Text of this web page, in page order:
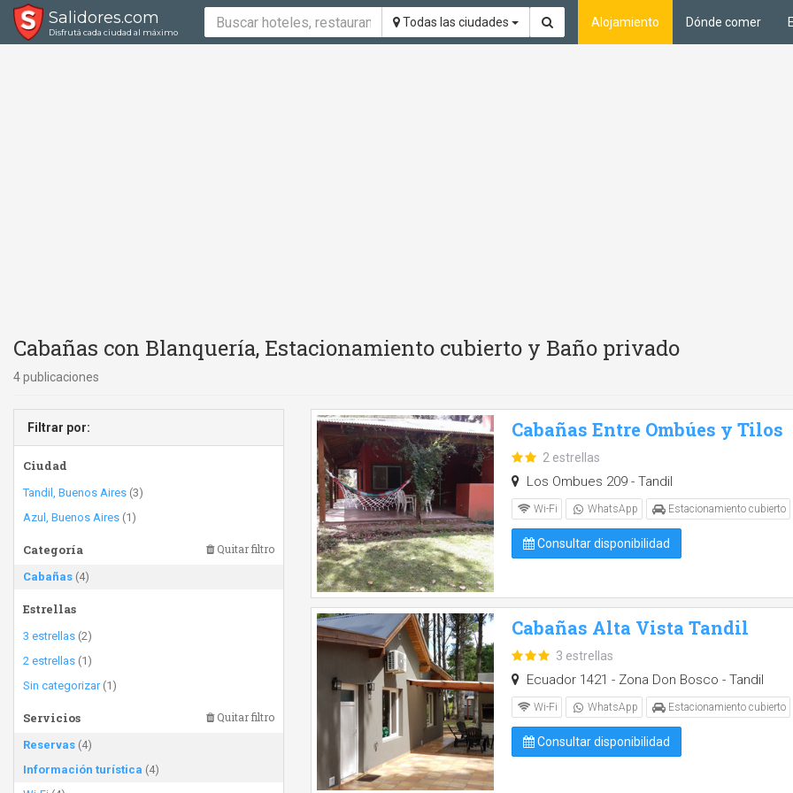
Salidores.com
Disfrutá cada ciudad al máximo
Todas las ciudades Alojamiento Dónde comer
Cabañas con Blanquería, Estacionamiento cubierto y Baño privado
4 publicaciones
Filtrar por:
Ciudad
Tandil, Buenos Aires (3)
Azul, Buenos Aires (1)
Categoría Quitar filtro
Cabañas (4)
Estrellas
3 estrellas (2)
2 estrellas (1)
Sin categorizar(1)
Servicios Quitar filtro
Reservas (4)
Información turística (4)
Cabañas Entre Ombúes y Tilos
2 estrellas
Los Ombues 209 - Tandil
Wi-Fi WhatsApp Estacionamiento cubierto
Consultar disponibilidad
Cabañas Alta Vista Tandil
3 estrellas
Ecuador 1421 - Zona Don Bosco - Tandil
Wi-Fi WhatsApp Estacionamiento cubierto
Consultar disponibilidad